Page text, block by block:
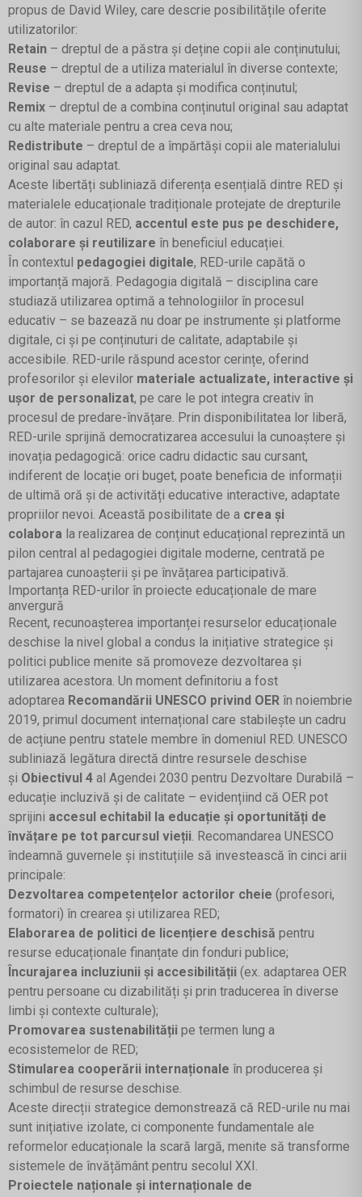
propus de David Wiley, care descrie posibilitățile oferite
utilizatorilor:
Retain – dreptul de a păstra și deține copii ale conținutului;
Reuse – dreptul de a utiliza materialul în diverse contexte;
Revise – dreptul de a adapta și modifica conținutul;
Remix – dreptul de a combina conținutul original sau adaptat
cu alte materiale pentru a crea ceva nou;
Redistribute – dreptul de a împărtăși copii ale materialului
original sau adaptat.
Aceste libertăți subliniază diferența esențială dintre RED și
materialele educaționale tradiționale protejate de drepturile
de autor: în cazul RED, accentul este pus pe deschidere,
colaborare și reutilizare în beneficiul educației.
În contextul pedagogiei digitale, RED-urile capătă o
importanță majoră. Pedagogia digitală – disciplina care
studiază utilizarea optimă a tehnologiilor în procesul
educativ – se bazează nu doar pe instrumente și platforme
digitale, ci și pe conținuturi de calitate, adaptabile și
accesibile. RED-urile răspund acestor cerințe, oferind
profesorilor și elevilor materiale actualizate, interactive și
ușor de personalizat, pe care le pot integra creativ în
procesul de predare-învățare. Prin disponibilitatea lor liberă,
RED-urile sprijină democratizarea accesului la cunoaștere și
inovația pedagogică: orice cadru didactic sau cursant,
indiferent de locație ori buget, poate beneficia de informații
de ultimă oră și de activități educative interactive, adaptate
propriilor nevoi. Această posibilitate de a crea și
colabora la realizarea de conținut educațional reprezintă un
pilon central al pedagogiei digitale moderne, centrată pe
partajarea cunoașterii și pe învățarea participativă.
Importanța RED-urilor în proiecte educaționale de mare
anvergură
Recent, recunoașterea importanței resurselor educaționale
deschise la nivel global a condus la inițiative strategice și
politici publice menite să promoveze dezvoltarea și
utilizarea acestora. Un moment definitoriu a fost
adoptarea Recomandării UNESCO privind OER în noiembrie
2019, primul document internațional care stabilește un cadru
de acțiune pentru statele membre în domeniul RED. UNESCO
subliniază legătura directă dintre resursele deschise
și Obiectivul 4 al Agendei 2030 pentru Dezvoltare Durabilă –
educație incluzivă și de calitate – evidențiind că OER pot
sprijini accesul echitabil la educație și oportunități de
învățare pe tot parcursul vieții. Recomandarea UNESCO
îndeamnă guvernele și instituțiile să investească în cinci arii
principale:
Dezvoltarea competențelor actorilor cheie (profesori,
formatori) în crearea și utilizarea RED;
Elaborarea de politici de licențiere deschisă pentru
resurse educaționale finanțate din fonduri publice;
Încurajarea incluziunii și accesibilității (ex. adaptarea OER
pentru persoane cu dizabilități și prin traducerea în diverse
limbi și contexte culturale);
Promovarea sustenabilității pe termen lung a
ecosistemelor de RED;
Stimularea cooperării internaționale în producerea și
schimbul de resurse deschise.
Aceste direcții strategice demonstrează că RED-urile nu mai
sunt inițiative izolate, ci componente fundamentale ale
reformelor educaționale la scară largă, menite să transforme
sistemele de învățământ pentru secolul XXI.
Proiectele naționale și internaționale de